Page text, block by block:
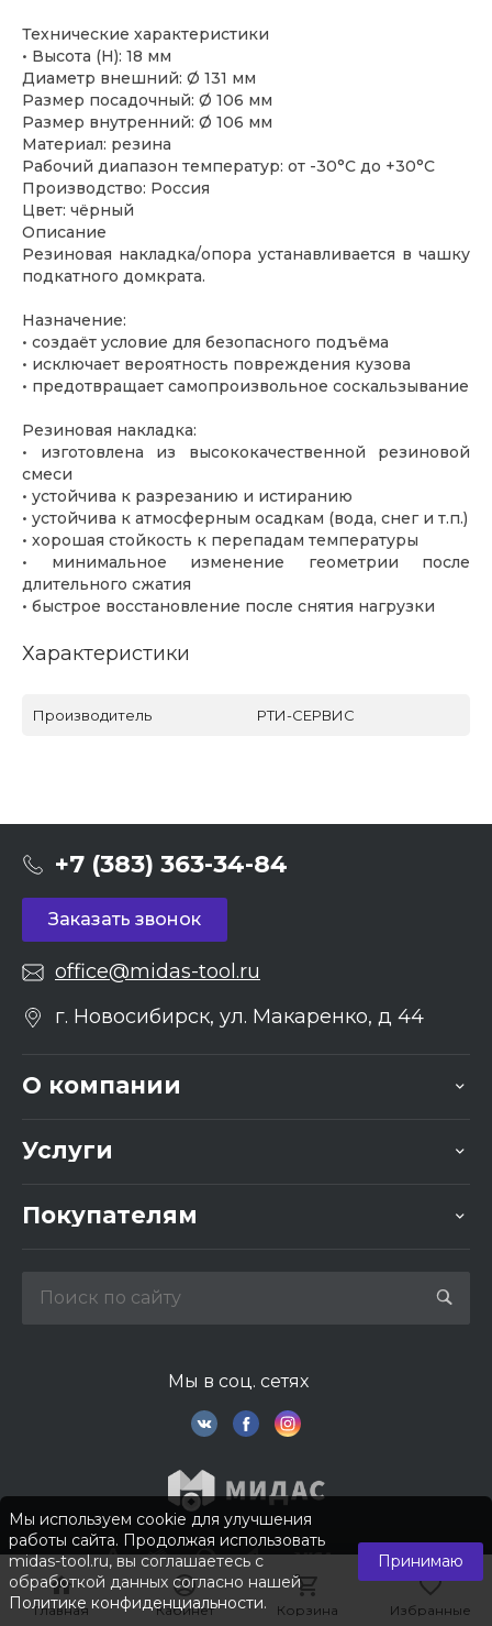
Главная Кабинет Корзина Избранные
Главная Кабинет Корзина Избранные
Технические характеристики
• Высота (H): 18 мм
Диаметр внешний: Ø 131 мм
Размер посадочный: Ø 106 мм
Размер внутренний: Ø 106 мм
Материал: резина
Рабочий диапазон температур: от -30°С до +30°С
Производство: Россия
Цвет: чёрный
Описание
Резиновая накладка/опора устанавливается в чашку
подкатного домкрата.
Назначение:
• создаёт условие для безопасного подъёма
• исключает вероятность повреждения кузова
• предотвращает самопроизвольное соскальзывание
Резиновая накладка:
• изготовлена из высококачественной резиновой
смеси
• устойчива к разрезанию и истиранию
• устойчива к атмосферным осадкам (вода, снег и т.п.)
• хорошая стойкость к перепадам температуры
• минимальное изменение геометрии после
длительного сжатия
• быстрое восстановление после снятия нагрузки
Характеристики
Производитель РТИ-СЕРВИС
+7 (383) 363-34-84
Заказать звонок
office@midas-tool.ru
г. Новосибирск, ул. Макаренко, д 44
О компании
Услуги
Покупателям
Мы в соц. сетях
© 2026 © Компания «Мидас». Все права защищены.
Мы используем cookie для улучшения
работы сайта. Продолжая использовать
midas-tool.ru, вы соглашаетесь с
обработкой данных согласно нашей
Политике конфиденциальности.
Принимаю